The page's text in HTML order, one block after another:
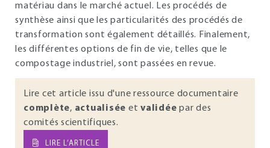
matériau dans le marché actuel. Les procédés de
synthèse ainsi que les particularités des procédés de
transformation sont également détaillés. Finalement,
les différentes options de fin de vie, telles que le
compostage industriel, sont passées en revue.
Lire cet article issu d'une ressource documentaire
complète, actualisée et validée par des
comités scientifiques.
LIRE L’ARTICLE